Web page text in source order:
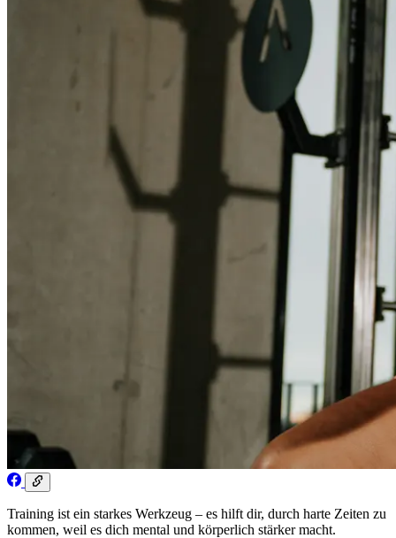
Training ist ein starkes Werkzeug – es hilft dir, durch harte Zeiten zu
kommen, weil es dich mental und körperlich stärker macht.